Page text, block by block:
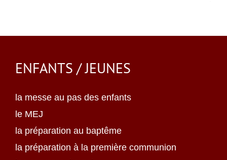
ENFANTS / JEUNES
la messe au pas des enfants
le MEJ
la préparation au baptême
la préparation à la première communion